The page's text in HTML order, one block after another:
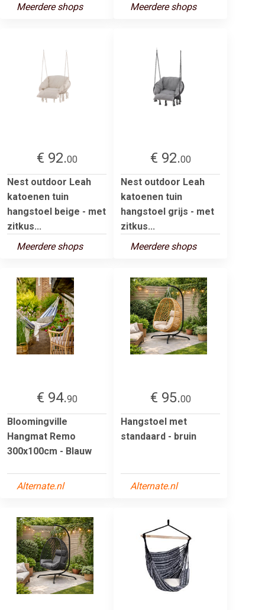
Meerdere shops Meerdere shops
€ 92.00
Nest outdoor Leah
katoenen tuin
hangstoel beige - met
zitkus...
Meerdere shops
€ 92.00
Nest outdoor Leah
katoenen tuin
hangstoel grijs - met
zitkus...
Meerdere shops
€ 94.90
Bloomingville
Hangmat Remo
300x100cm - Blauw
Alternate.nl
€ 95.00
Hangstoel met
standaard - bruin
Alternate.nl